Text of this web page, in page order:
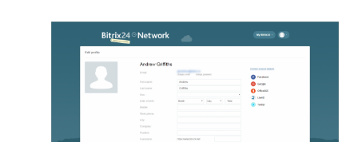
Bitrix24 On-Premise
Bitrix24 Messenger
Domande generali